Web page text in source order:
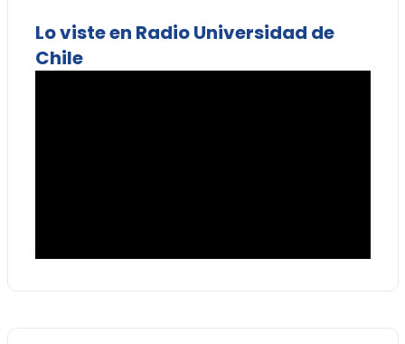
Lo viste en Radio Universidad de
Chile